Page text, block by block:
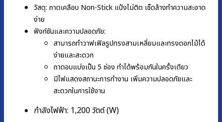
วัสดุ: ถาดเคลือบ Non-Stick แป้งไม่ติด เช็ดล้างทำความสะอาด
ง่าย
ฟังก์ชันและความปลอดภัย:
สามารถทำวาฟเฟิลรูปทรงสามเหลี่ยมและทรงดอกไม้ได้
ง่ายและสะดวก
ถาดอบแบ่งเป็น 5 ช่อง ทำได้พร้อมกันในครั้งเดียว
มีไฟแสดงสถานะการทำงาน เพิ่มความปลอดภัยและ
สะดวกในการใช้งาน
กำลังไฟฟ้า: 1,200 วัตต์ (W)